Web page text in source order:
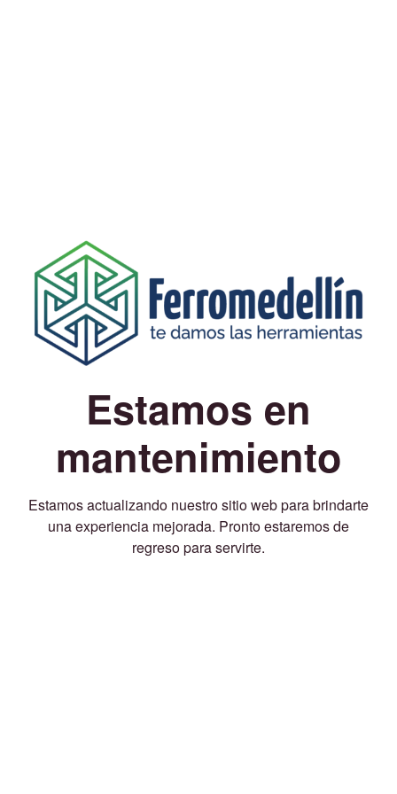
Estamos en
mantenimiento
Estamos actualizando nuestro sitio web para brindarte
una experiencia mejorada. Pronto estaremos de
regreso para servirte.